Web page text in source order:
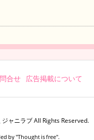
合せ 広告掲載について
ジャニラブAll Rights Reserved.
by "Thought is free".